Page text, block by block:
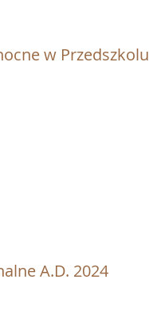
w Przedszkolu
A.D. 2024